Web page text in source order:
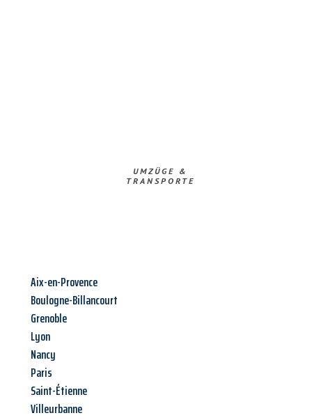
UMZÜGE &
TRANSPORTE
Aix-en-Provence
Boulogne-Billancourt
Grenoble
Lyon
Nancy
Paris
Saint-Étienne
Villeurbanne